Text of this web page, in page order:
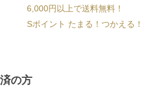
6,000円以上で送料無料！
Sポイント たまる！つかえる！
の方